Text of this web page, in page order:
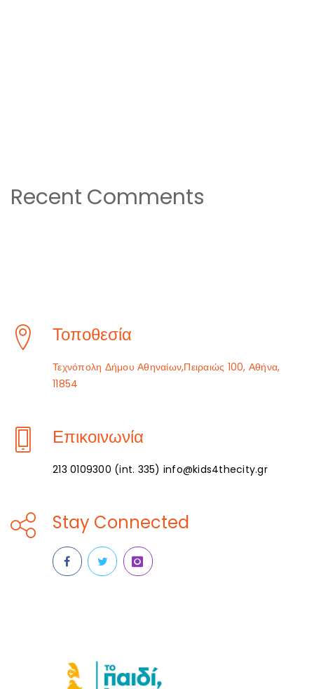
Recent Comments
Τοποθεσία
Τεχνόπολη Δήμου Αθηναίων,Πειραιώς 100, Αθήνα,
11854
Επικοινωνία
213 0109300 (int. 335) info@kids4thecity.gr
Stay Connected